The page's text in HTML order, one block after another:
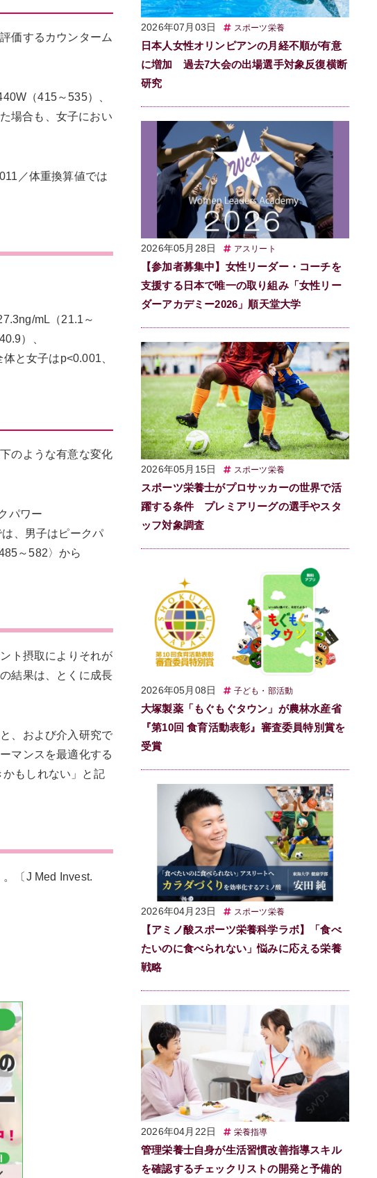
価するカウンターム
（415～535）、
場合も、女子におい
／体重換算値では
mL（21.1～
）、
と女子はp<0.001、
のような有意な変化
パワー
、男子はピークパ
～582〉から
ト摂取によりそれが
結果は、とくに成長
、および介入研究で
マンスを最適化する
もしれない」と記
〔J Med Invest.
2026年07月03日 スポーツ栄養
日本人女性オリンピアンの月経不順が有意
に増加 過去7大会の出場選手対象反復横断
研究
2026年05月28日 アスリート
【参加者募集中】女性リーダー・コーチを
支援する日本で唯一の取り組み「女性リー
ダーアカデミー2026」順天堂大学
2026年05月15日 スポーツ栄養
スポーツ栄養士がプロサッカーの世界で活
躍する条件 プレミアリーグの選手やスタ
ッフ対象調査
2026年05月08日 子ども・部活動
大塚製薬「もぐもぐタウン」が農林水産省
『第10回 食育活動表彰』審査委員特別賞を
受賞
2026年04月23日 スポーツ栄養
【アミノ酸スポーツ栄養科学ラボ】「食べ
たいのに食べられない」悩みに応える栄養
戦略
2026年04月22日 栄養指導
管理栄養士自身が生活習慣改善指導スキル
を確認するチェックリストの開発と予備的